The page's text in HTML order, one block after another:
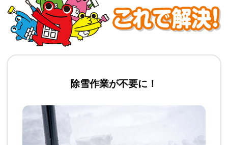
除雪作業が不要に！